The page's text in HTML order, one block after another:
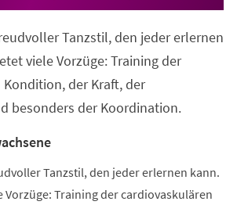
Tanzstil, den jeder erlernen
viele Vorzüge: Training der
der Kraft, der
besonders der Koordination.
Tanzstil, den jeder erlernen kann.
Vorzüge: Training der cardiovaskulären